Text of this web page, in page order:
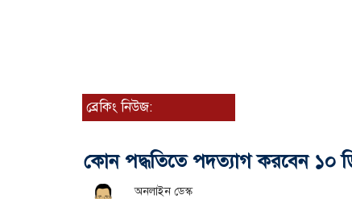
ব্রেকিং নিউজ:
কোন পদ্ধতিতে পদত্যাগ করবেন ১০
অনলাইন ডেস্ক